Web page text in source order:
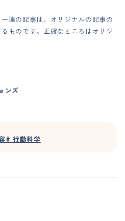
連の記事は、オリジナルの記事の
ものです。正確なところはオリジ
ンズ
#行動科学